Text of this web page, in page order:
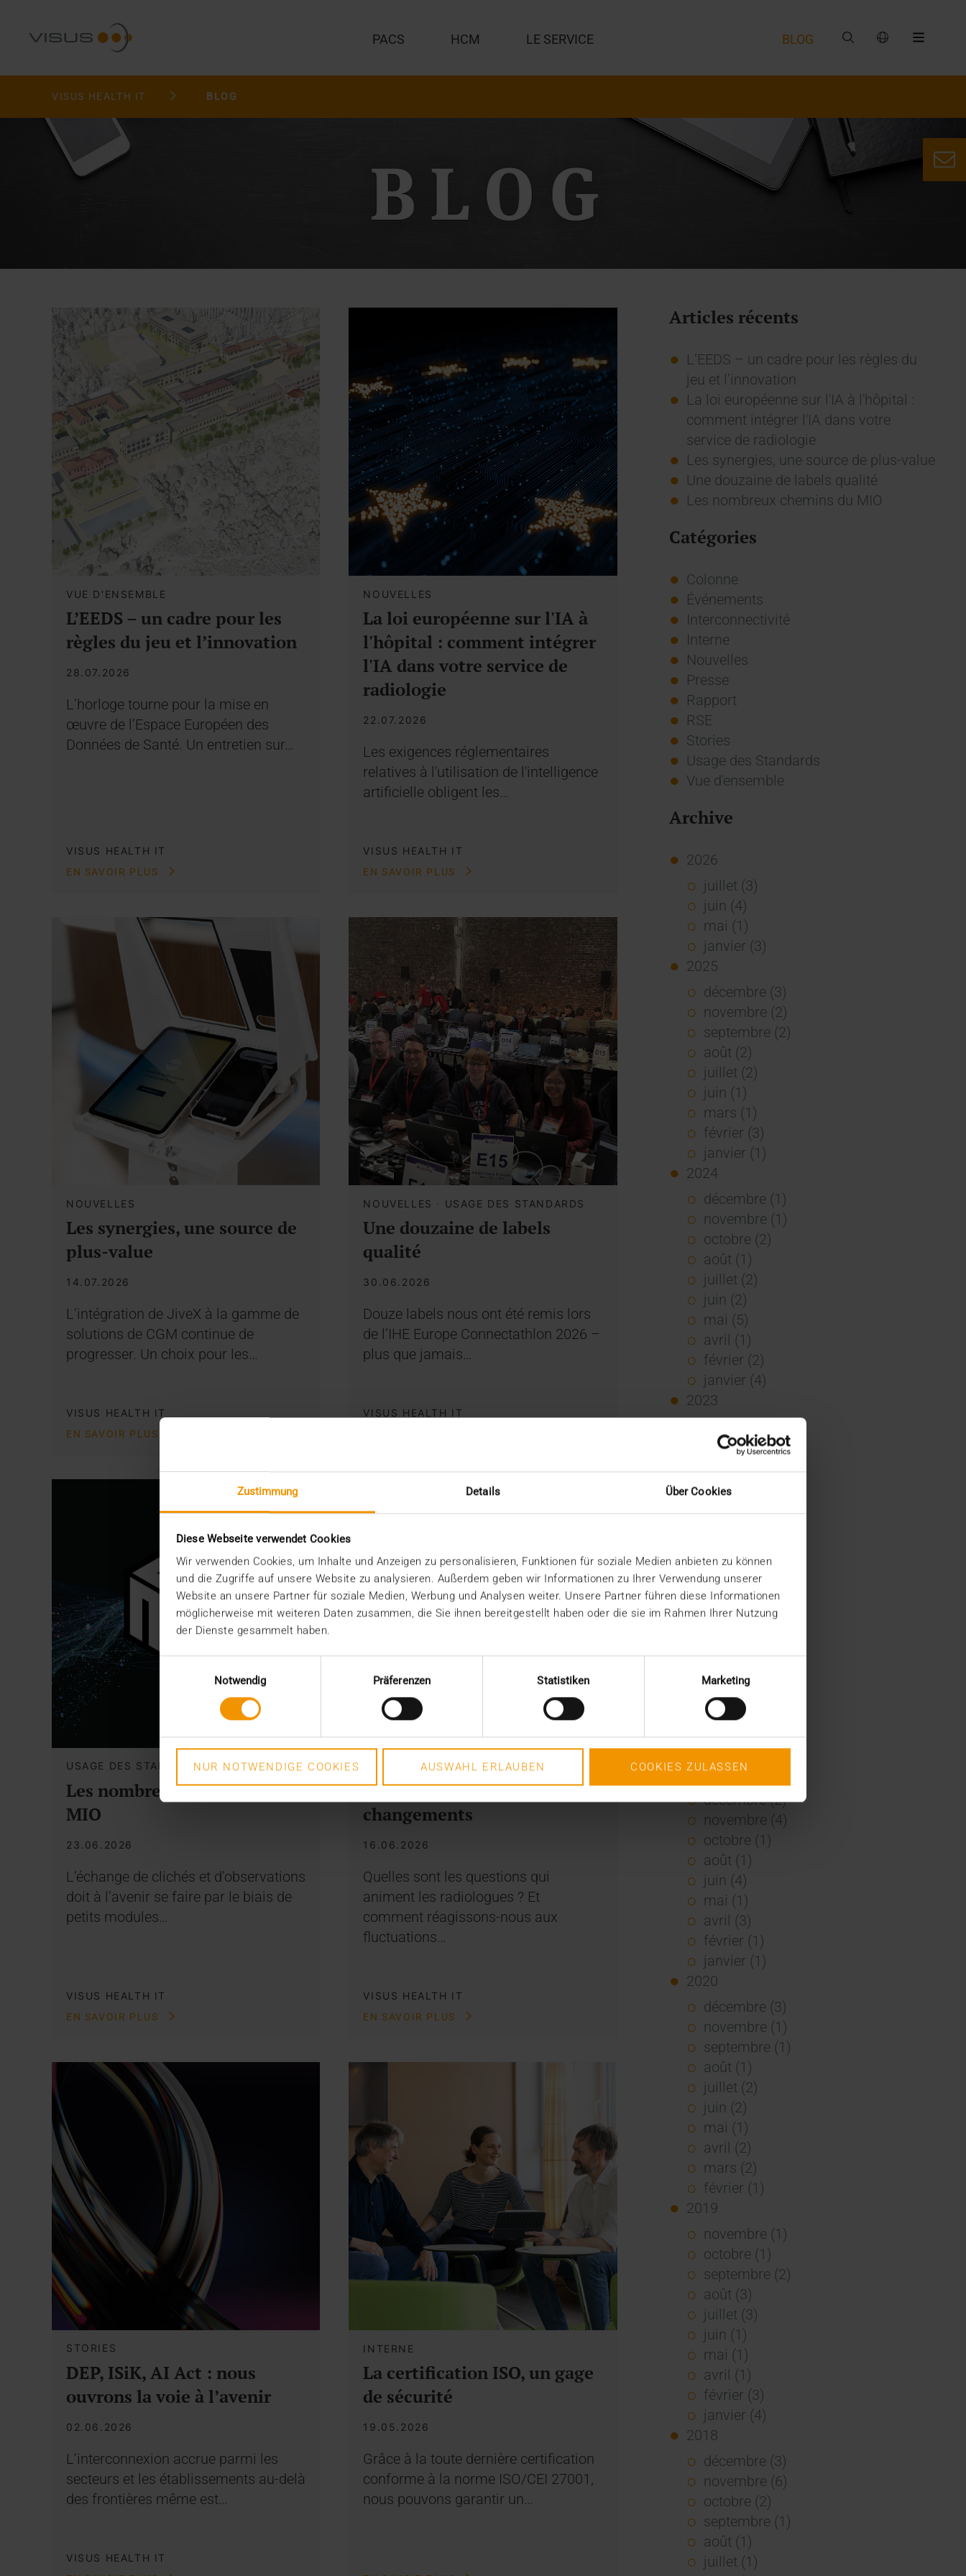
Zustimmung Details Über Cookies
Diese Webseite verwendet Cookies
Wir verwenden Cookies, um Inhalte und Anzeigen zu personalisieren, Funktionen für soziale Medien anbieten zu können
und die Zugriffe auf unsere Website zu analysieren. Außerdem geben wir Informationen zu Ihrer Verwendung unserer
Website an unsere Partner für soziale Medien, Werbung und Analysen weiter. Unsere Partner führen diese Informationen
möglicherweise mit weiteren Daten zusammen, die Sie ihnen bereitgestellt haben oder die sie im Rahmen Ihrer Nutzung
der Dienste gesammelt haben.
Notwendig
Präferenzen Statistiken Marketing
NUR NOTWENDIGE COOKIES AUSWAHL ERLAUBEN COOKIES ZULASSEN
PACS HCM LE SERVICE BLOG
VISUS HEALTH IT BLOG
VUE D'ENSEMBLE
L’EEDS – un cadre pour les
règles du jeu et l’innovation
28.07.2026
L’horloge tourne pour la mise en
œuvre de l’Espace Européen des
Données de Santé. Un entretien sur…
VISUS HEALTH IT
EN SAVOIR PLUS
NOUVELLES
La loi européenne sur l'IA à
l'hôpital : comment intégrer
l'IA dans votre service de
radiologie
22.07.2026
Les exigences réglementaires
relatives à l'utilisation de l'intelligence
artificielle obligent les…
VISUS HEALTH IT
EN SAVOIR PLUS
NOUVELLES
Les synergies, une source de
plus-value
14.07.2026
L’intégration de JiveX à la gamme de
solutions de CGM continue de
progresser. Un choix pour les…
VISUS HEALTH IT
EN SAVOIR PLUS
NOUVELLES · USAGE DES STANDARDS
Une douzaine de labels
qualité
30.06.2026
Douze labels nous ont été remis lors
de l’IHE Europe Connectathlon 2026 –
plus que jamais…
VISUS HEALTH IT
USAGE DES STANDARDS
Les nombreux chemins du
MIO
23.06.2026
L’échange de clichés et d’observations
doit à l’avenir se faire par le biais de
petits modules…
VISUS HEALTH IT
EN SAVOIR PLUS
Rester solides, malgré les
changements
16.06.2026
Quelles sont les questions qui
animent les radiologues ? Et
comment réagissons-nous aux
fluctuations…
VISUS HEALTH IT
EN SAVOIR PLUS
STORIES
DEP, ISiK, AI Act : nous
ouvrons la voie à l’avenir
02.06.2026
L’interconnexion accrue parmi les
secteurs et les établissements au-delà
des frontières même est…
VISUS HEALTH IT
INTERNE
La certification ISO, un gage
de sécurité
19.05.2026
Grâce à la toute dernière certification
conforme à la norme ISO/CEI 27001,
nous pouvons garantir un…
Articles récents
L’EEDS – un cadre pour les règles du
jeu et l’innovation
La loi européenne sur l'IA à l'hôpital :
comment intégrer l'IA dans votre
service de radiologie
Les synergies, une source de plus-value
Une douzaine de labels qualité
Les nombreux chemins du MIO
Catégories
Colonne
Événements
Interconnectivité
Interne
Nouvelles
Presse
Rapport
RSE
Stories
Usage des Standards
Vue d'ensemble
Archive
2026
juillet (3)
juin (4)
mai (1)
janvier (3)
2025
décembre (3)
novembre (2)
septembre (2)
août (2)
juillet (2)
juin (1)
mars (1)
février (3)
janvier (1)
2024
décembre (1)
novembre (1)
octobre (2)
août (1)
juillet (2)
juin (2)
mai (5)
avril (1)
février (2)
janvier (4)
2023
novembre (5)
août (1)
mars (1)
février (1)
janvier (2)
décembre (2)
novembre (1)
juin (1)
mai (5)
février (1)
janvier (3)
2021
décembre (2)
novembre (4)
octobre (1)
août (1)
juin (4)
mai (1)
avril (3)
février (1)
janvier (1)
2020
décembre (3)
novembre (1)
septembre (1)
août (1)
juillet (2)
juin (2)
mai (1)
avril (2)
mars (2)
février (1)
2019
novembre (1)
octobre (1)
septembre (2)
août (3)
juillet (3)
juin (1)
mai (1)
avril (1)
février (3)
janvier (4)
2018
décembre (3)
novembre (6)
octobre (2)
septembre (1)
août (1)
juillet (1)